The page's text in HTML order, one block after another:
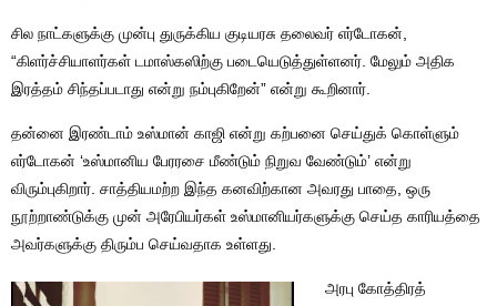
சில நாட்களுக்கு முன்பு துருக்கிய குடியரசு தலைவர் எர்டோகன்,
“கிளர்ச்சியாளர்கள் டமாஸ்கஸிற்கு படையெடுத்துள்ளனர். மேலும் அதிக
இரத்தம் சிந்தப்படாது என்று நம்புகிறேன்” என்று கூறினார்.
தன்னை இரண்டாம் உஸ்மான் காஜி என்று கற்பனை செய்துக் கொள்ளும்
எர்டோகன் ‘உஸ்மானிய பேரரசை மீண்டும் நிறுவ வேண்டும்’ என்று
விரும்புகிறார். சாத்தியமற்ற இந்த கனவிற்கான அவரது பாதை, ஒரு
நூற்றாண்டுக்கு முன் அரேபியர்கள் உஸ்மானியர்களுக்கு செய்த காரியத்தை
அவர்களுக்கு திரும்ப செய்வதாக உள்ளது.
அரபு கோத்திரத்